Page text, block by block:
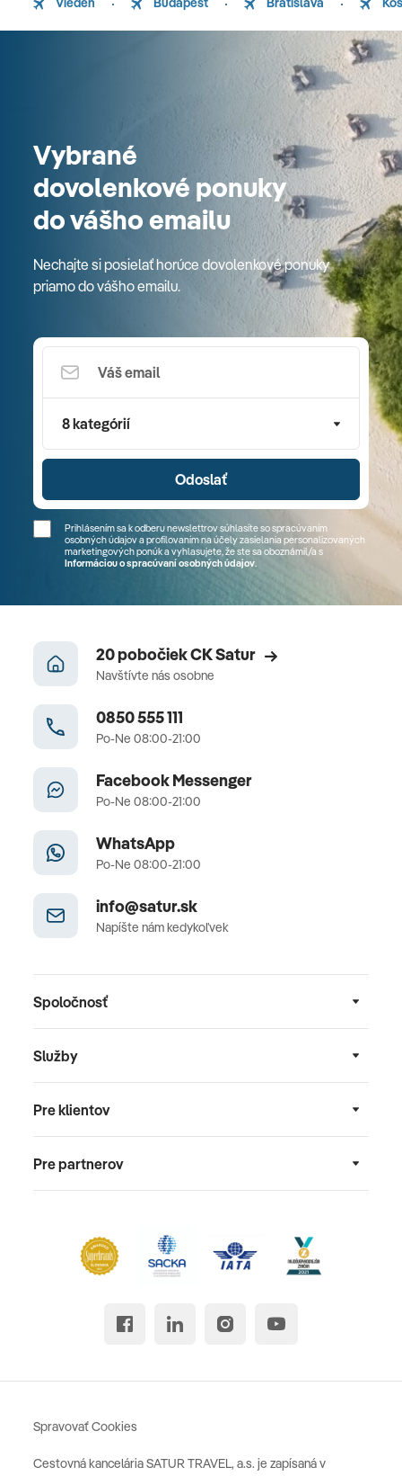
Vybrané
dovolenkové ponuky
do vášho emailu
Nechajte si posielať horúce dovolenkové ponuky
priamo do vášho emailu.
8 kategórií
Odoslať
Prihlásením sa k odberu newslettrov súhlasíte so spracúvaním
osobných údajov a profilovaním na účely zasielania personalizovaných
marketingových ponúk a vyhlasujete, že ste sa oboznámil/a s
Informáciou o spracúvaní osobných údajov.
20 pobočiek CK Satur
Navštívte nás osobne
0850 555 111
Po-Ne 08:00-21:00
Facebook Messenger
Po-Ne 08:00-21:00
WhatsApp
Po-Ne 08:00-21:00
info@satur.sk
Napíšte nám kedykoľvek
Spoločnosť
Služby
Pre klientov
Pre partnerov
Cestovná kancelária SATUR TRAVEL, a.s. je zapísaná v
Spravovať Cookies